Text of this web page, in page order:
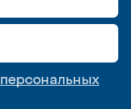
персональных